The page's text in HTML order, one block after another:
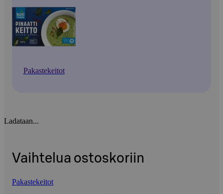
Pakastekeitot
Ladataan...
Vaihtelua ostoskoriin
Pakastekeitot